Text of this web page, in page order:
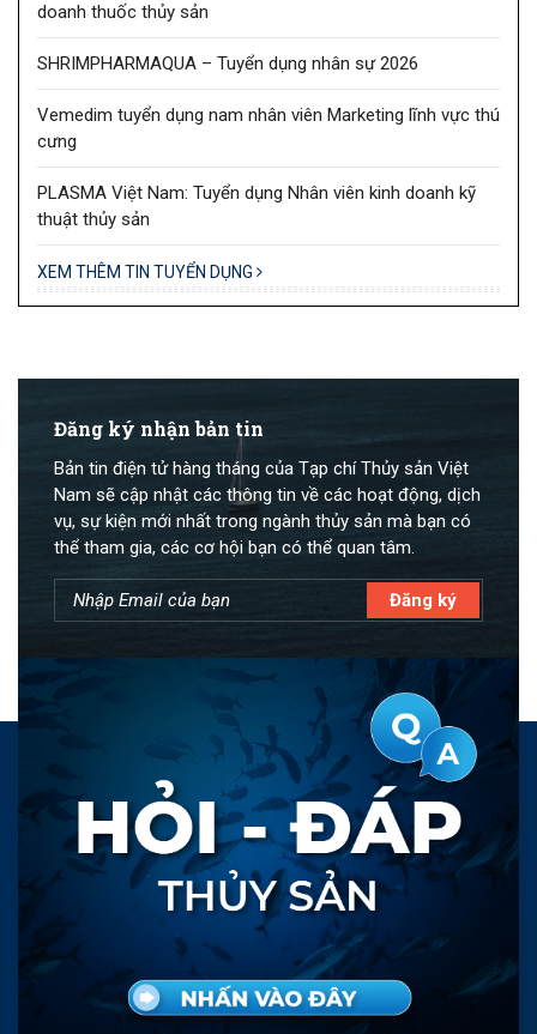
doanh thuốc thủy sản
SHRIMPHARMAQUA – Tuyển dụng nhân sự 2026
Vemedim tuyển dụng nam nhân viên Marketing lĩnh vực thú
cưng
PLASMA Việt Nam: Tuyển dụng Nhân viên kinh doanh kỹ
thuật thủy sản
XEM THÊM TIN TUYỂN DỤNG
Đăng ký nhận bản tin
Bản tin điện tử hàng tháng của Tạp chí Thủy sản Việt
Nam sẽ cập nhật các thông tin về các hoạt động, dịch
vụ, sự kiện mới nhất trong ngành thủy sản mà bạn có
thể tham gia, các cơ hội bạn có thể quan tâm.